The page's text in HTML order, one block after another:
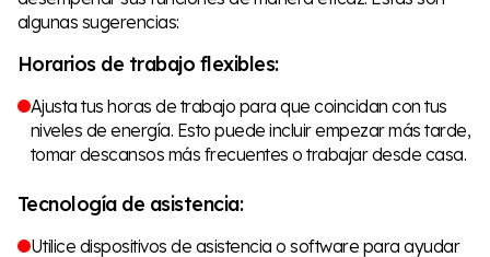
algunas sugerencias:
Horarios de trabajo flexibles:
Ajusta tus horas de trabajo para que coincidan con tus
niveles de energía. Esto puede incluir empezar más tarde,
tomar descansos más frecuentes o trabajar desde casa.
Tecnología de asistencia:
Utilice dispositivos de asistencia o software para ayudar